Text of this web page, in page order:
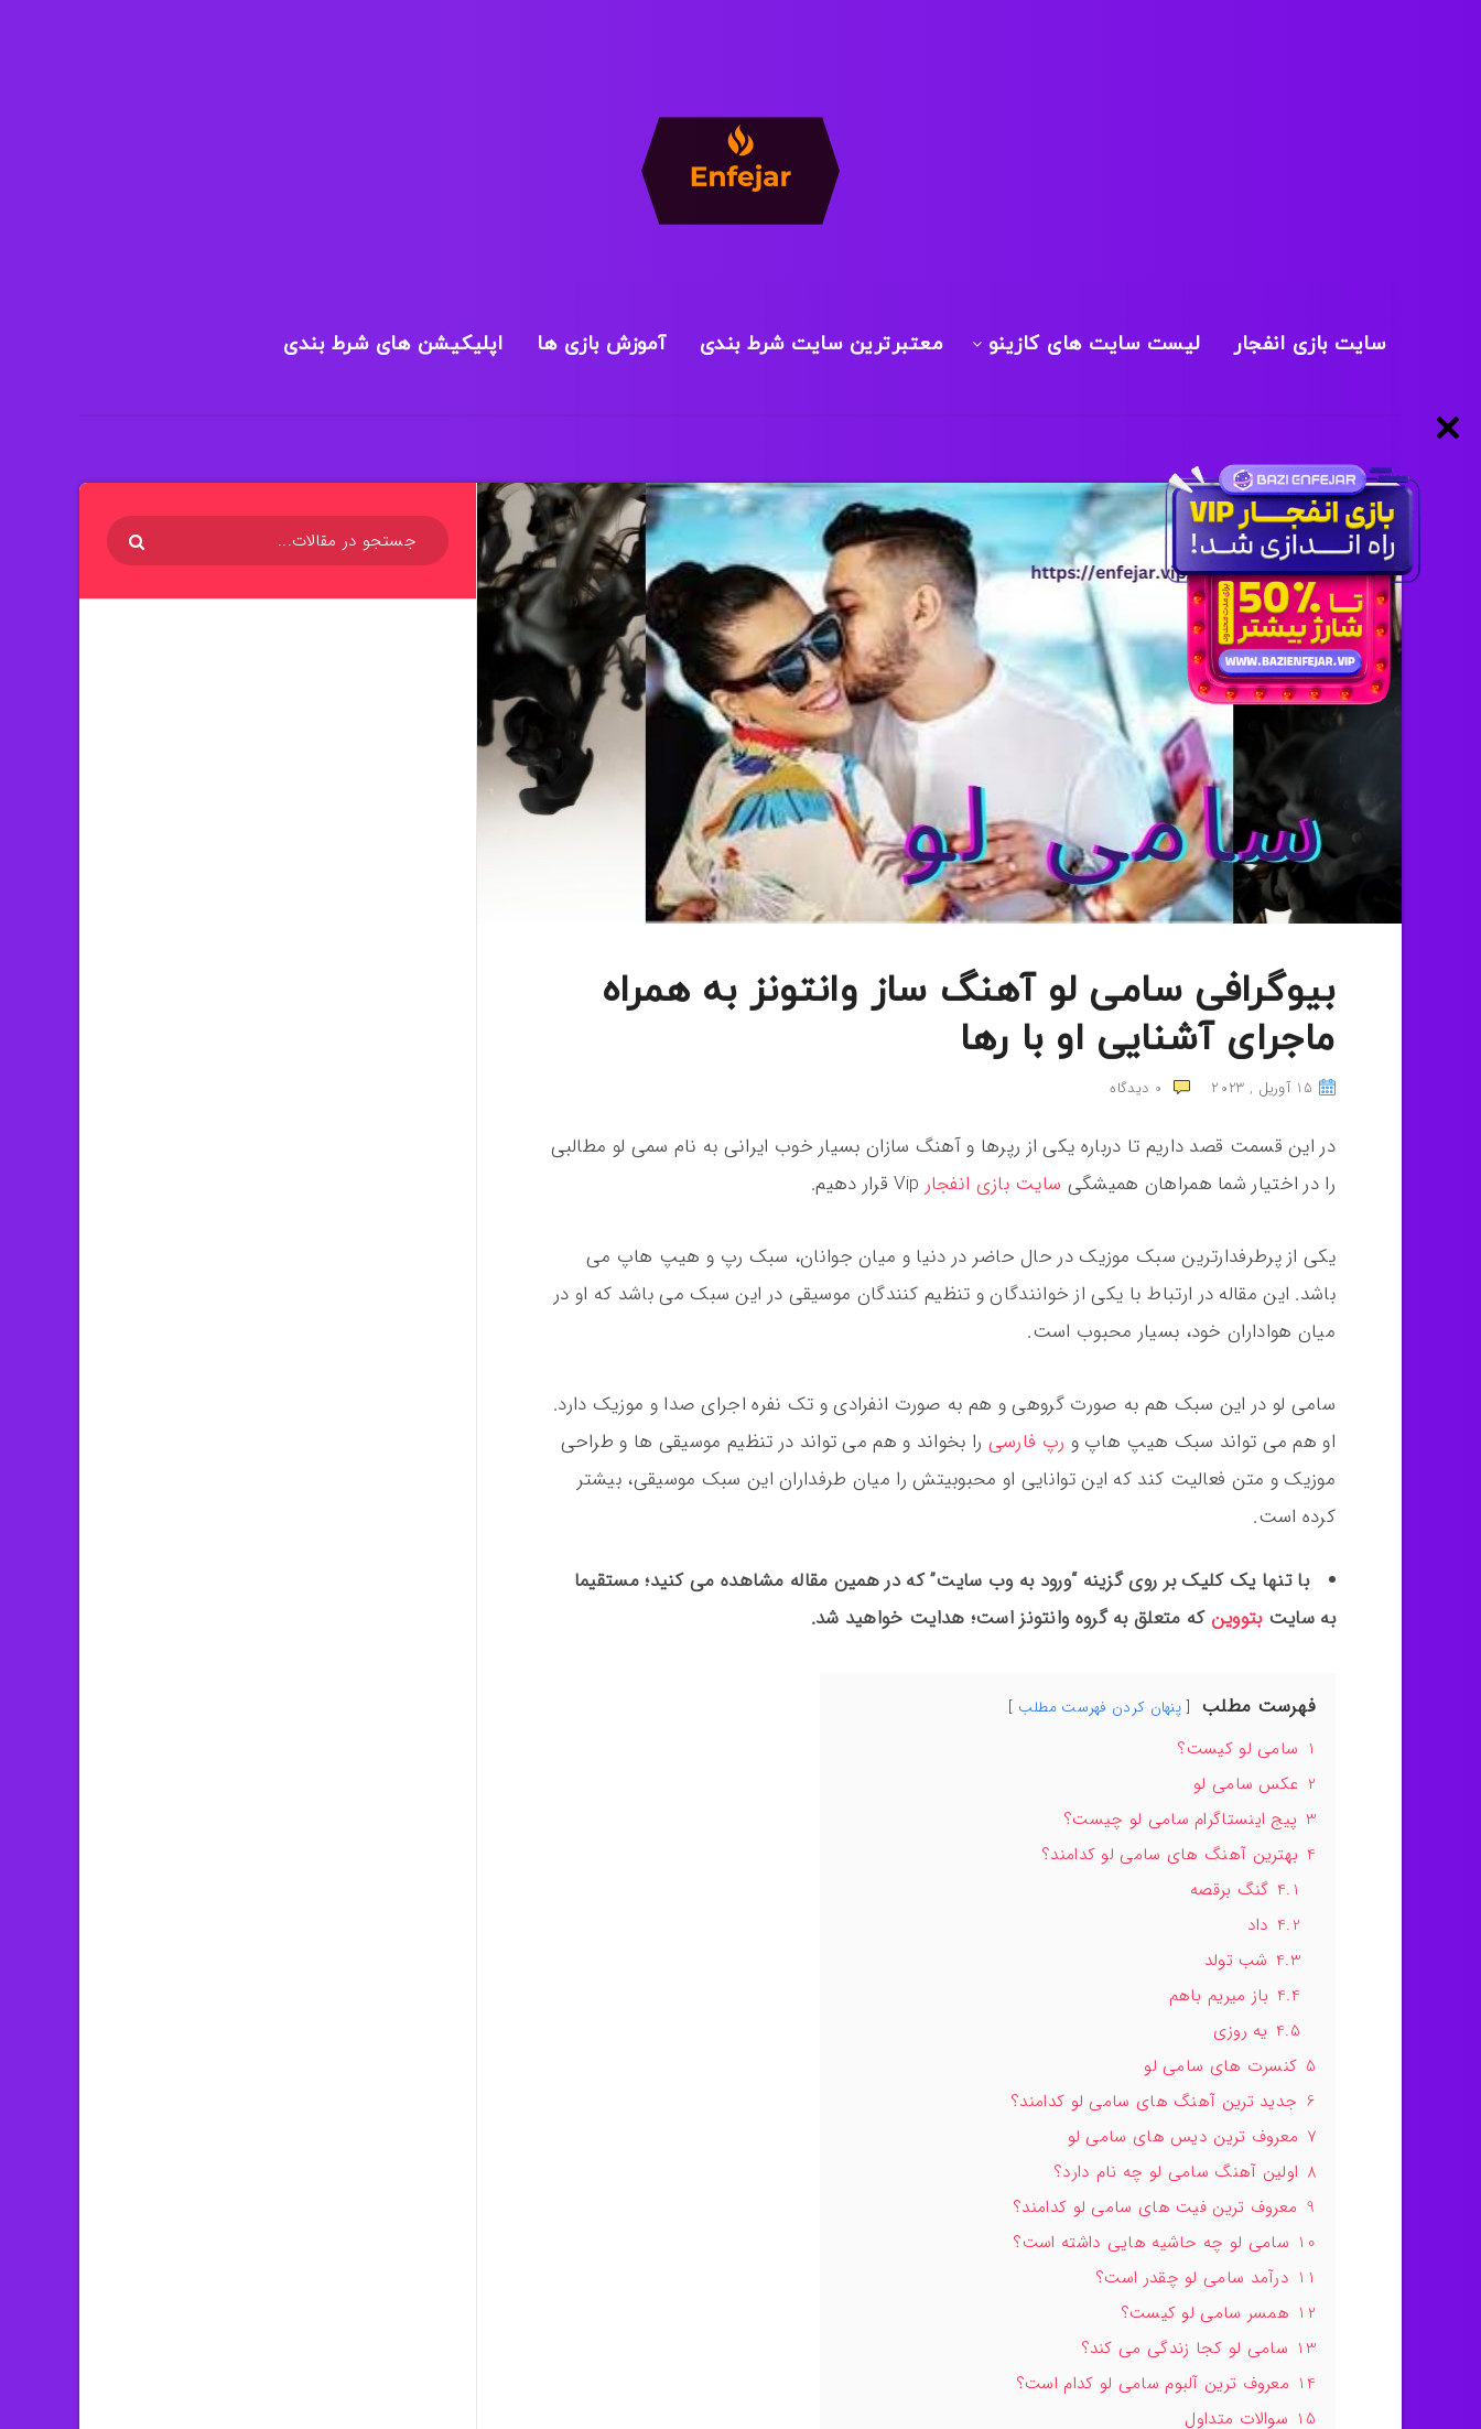
سایت بازی انفجار لیست سایت های کازینو معتبرترین سایت شرط بندی آموزش بازی ها اپلیکیشن های شرط بندی
لیست سایت های کازینو
بیوگرافی سامی لو آهنگ ساز وانتونز به همراه
ماجرای آشنایی او با رها
15 آوریل , 2023 0 دیدگاه
در این قسمت قصد داریم تا درباره یکی از رپرها و آهنگ سازان بسیار خوب ایرانی به نام سمی لو مطالبی
را در اختیار شما همراهان همیشگی سایت بازی انفجار
یکی از‌ پرطرفدارترین سبک موزیک در حال حاضر در دنیا و میان جوانان، سبک رپ و هیپ هاپ می
باشد. این مقاله در ارتباط با یکی از خوانندگان و تنظیم کنندگان موسیقی در این سبک می باشد که او در
میان هواداران خود، بسیار محبوب است.
سامی لو در این سبک هم به صورت گروهی و هم به صورت انفرادی و تک نفره اجرای صدا و موزیک دارد.
او هم می تواند سبک هیپ هاپ و رپ فارسی را بخواند و هم می تواند در تنظیم موسیقی ها و طراحی
موزیک و متن فعالیت کند که این توانایی او محبوبیتش را میان طرفداران این سبک موسیقی، بیشتر
کرده است.
با تنها یک کلیک بر روی گزینه “ورود به وب سایت” که در همین مقاله مشاهده می کنید؛ مستقیما
به سایتبتووینکه متعلق به گروه وانتونز است؛ هدایت خواهید شد.
فهرست مطلب پنهان کردن فهرست مطلب
1 سامی لو کیست؟
2 عکس سامی لو
3 پیج اینستاگرام سامی لو چیست؟
4 بهترین آهنگ های سامی لو کدامند؟
4.1 گنگ برقصه
4.2 داد
4.3 شب تولد
4.4 باز میریم باهم
4.5 یه روزی
5 کنسرت های سامی لو
6 جدید ترین آهنگ های سامی لو کدامند؟
7 معروف ترین دیس های سامی لو
8 اولین آهنگ سامی لو چه نام دارد؟
9 معروف ترین فیت های سامی لو کدامند؟
10 سامی لو چه حاشیه هایی داشته است؟
11 درآمد سامی لو چقدر است؟
12 همسر سامی لو کیست؟
13 سامی لو کجا زندگی می کند؟
14 معروف ترین آلبوم سامی لو کدام است؟
15 سوالات متداول